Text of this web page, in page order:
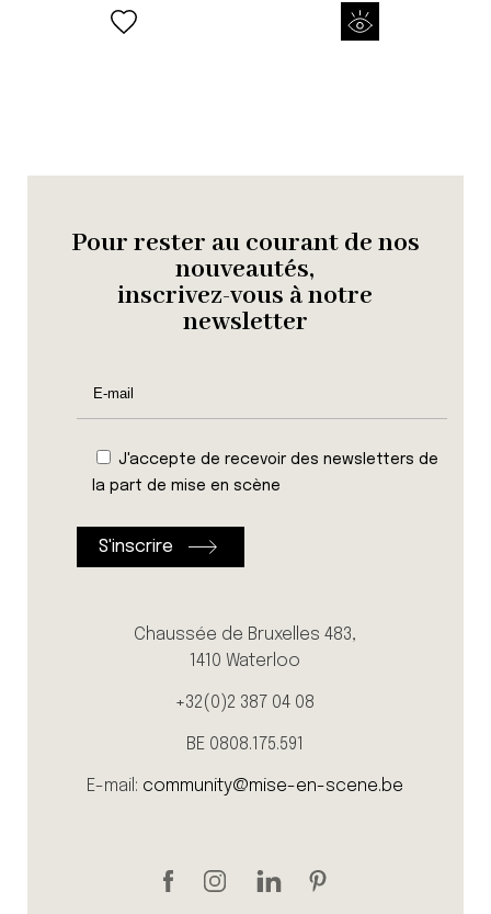
Pour rester au courant de nos
nouveautés,
inscrivez-vous à notre
newsletter
J'accepte de recevoir des newsletters de
la part de mise en scène
Chaussée de Bruxelles 483,
1410 Waterloo
+32(0)2 387 04 08
BE 0808.175.591
E-mail: community@mise-en-scene.be